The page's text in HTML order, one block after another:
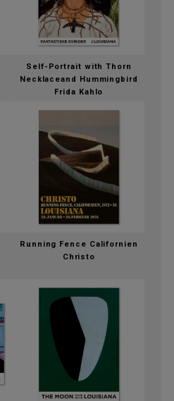
Self-Portrait with Thorn
Necklaceand Hummingbird
Frida Kahlo
Running Fence Californien
Christo